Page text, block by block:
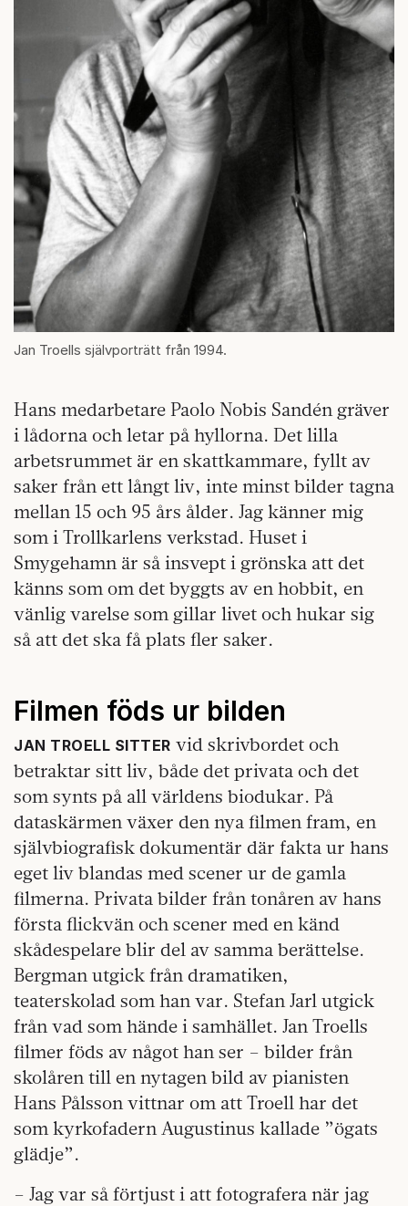
Jan Troells självporträtt från 1994.
Hans medarbetare Paolo Nobis Sandén gräver
i lådorna och letar på hyllorna. Det lilla
arbetsrummet är en skattkammare, fyllt av
saker från ett långt liv, inte minst bilder tagna
mellan 15 och 95 års ålder. Jag känner mig
som i Trollkarlens verkstad. Huset i
Smygehamn är så insvept i grönska att det
känns som om det byggts av en hobbit, en
vänlig varelse som gillar livet och hukar sig
så att det ska få plats fler saker.
Filmen föds ur bilden
JAN TROELL SITTER vid skrivbordet och
betraktar sitt liv, både det privata och det
som synts på all världens biodukar. På
dataskärmen växer den nya filmen fram, en
självbiografisk dokumentär där fakta ur hans
eget liv blandas med scener ur de gamla
filmerna. Privata bilder från tonåren av hans
första flickvän och scener med en känd
skådespelare blir del av samma berättelse.
Bergman utgick från dramatiken,
teaterskolad som han var. Stefan Jarl utgick
från vad som hände i samhället. Jan Troells
filmer föds av något han ser – bilder från
skolåren till en nytagen bild av pianisten
Hans Pålsson vittnar om att Troell har det
som kyrkofadern Augustinus kallade ”ögats
glädje”.
– Jag var så förtjust i att fotografera när jag